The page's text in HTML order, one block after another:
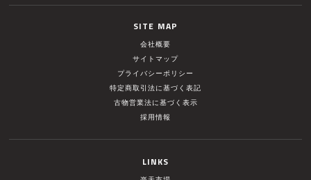
SITE MAP
会社概要
サイトマップ
プライバシーポリシー
特定商取引法に基づく表記
古物営業法に基づく表示
採用情報
LINKS